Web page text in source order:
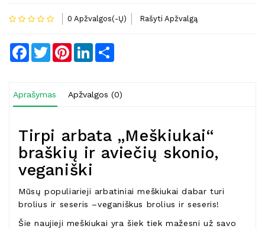
0 Apžvalgos(-Ų) Rašyti Apžvalgą
Facebook
TwitterPinterestLinkedIn
Aprašymas Apžvalgos (0)
Tirpi arbata „Meškiukai“
braškių ir aviečių skonio,
veganiški
Mūsų populiarieji arbatiniai meškiukai dabar turi
brolius ir seseris –veganiškus brolius ir seseris!
Šie naujieji meškiukai yra šiek tiek mažesni už savo